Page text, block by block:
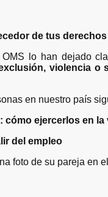
de tus
lo han dejado
violencia o
en nuestro país
ejercerlos en la
del empleo
foto de su pareja en